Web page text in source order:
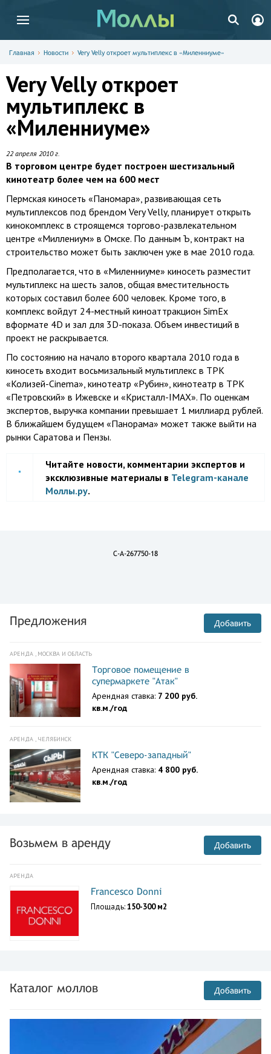
Главная Новости Very Velly откроет мультиплекс в «Миленниуме»
Very Velly откроет
мультиплекс в
«Миленниуме»
22 апреля 2010 г.
В торговом центре будет построен шестизальный
кинотеатр более чем на 600 мест
Пермская киносеть «Паномара», развивающая сеть
мультиплексов под брендом Very Velly, планирует открыть
кинокомплекс в строящемся торгово-развлекательном
центре «Миллениум» в Омске. По данным Ъ, контракт на
строительство может быть заключен уже в мае 2010 года.
Предполагается, что в «Миленниуме» киносеть разместит
мультиплекс на шесть залов, общая вместительность
которых составил более 600 человек. Кроме того, в
комплекс войдут 24-местный киноаттракцион SimEx
вформате 4D и зал для 3D-показа. Объем инвестиций в
проект не раскрывается.
По состоянию на начало второго квартала 2010 года в
киносеть входит восьмизальный мультиплекс в ТРК
«Колизей-Cinema», кинотеатр «Рубин», кинотеатр в ТРК
«Петровский» в Ижевске и «Кристалл-IMAX». По оценкам
экспертов, выручка компании превышает 1 миллиард рублей.
В ближайшем будущем «Панорама» может также выйти на
рынки Саратова и Пензы.
Читайте новости, комментарии экспертов и
эксклюзивные материалы в Telegram-канале
Моллы.ру.
C-A-267750-18
Предложения Добавить
АРЕНДА , МОСКВА И ОБЛАСТЬ
Торговое помещение в
супермаркете "Атак"
Арендная ставка: 7 200 руб.
кв.м./год
АРЕНДА , ЧЕЛЯБИНСК
КТК "Северо-западный"
Арендная ставка: 4 800 руб.
кв.м./год
Возьмем в аренду Добавить
АРЕНДА
Francesco Donni
Площадь:150-300 м2
Каталог моллов Добавить